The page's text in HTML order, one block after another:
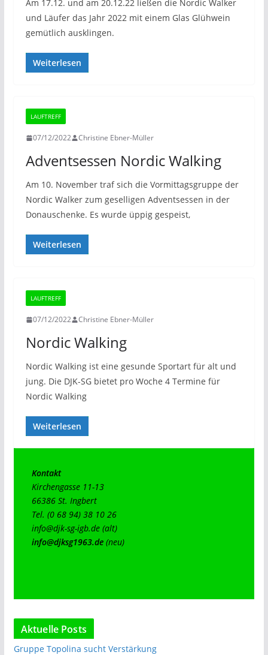
Am 17.12. und am 20.12.22 ließen die Nordic Walker
und Läufer das Jahr 2022 mit einem Glas Glühwein
gemütlich ausklingen.
Weiterlesen
LAUFTREFF
07/12/2022 Christine Ebner-Müller
Adventsessen Nordic Walking
Am 10. November traf sich die Vormittagsgruppe der
Nordic Walker zum geselligen Adventsessen in der
Donauschenke. Es wurde üppig gespeist,
Weiterlesen
LAUFTREFF
07/12/2022 Christine Ebner-Müller
Nordic Walking
Nordic Walking ist eine gesunde Sportart für alt und
jung. Die DJK-SG bietet pro Woche 4 Termine für
Nordic Walking
Weiterlesen
Kontakt
Kirchengasse 11-13
66386 St. Ingbert
Tel. (0 68 94) 38 10 26
info@djk-sg-igb.de
(alt)
info@djksg1963.de (neu)
Aktuelle Posts
Gruppe Topolina sucht Verstärkung